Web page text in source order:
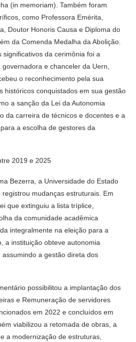
(in memoriam). Também foram
como Professora Emérita,
Doutor Honoris Causa e Diploma do
da Comenda Medalha da Abolição.
significativos da cerimônia foi a
e chanceler da Uern,
o reconhecimento pela sua
históricos conquistados em sua gestão
a sanção da Lei da Autonomia
da carreira de técnicos e docentes e a
a escolha de gestores da
2019 e 2025
Bezerra, a Universidade do Estado
mudanças estruturais. Em
que extinguiu a lista tríplice,
da comunidade acadêmica
integralmente na eleição para a
a instituição obteve autonomia
a gestão direta dos
possibilitou a implantação dos
e Remuneração de servidores
em 2022 e concluídos em
viabilizou a retomada de obras, a
a modernização de estruturas,